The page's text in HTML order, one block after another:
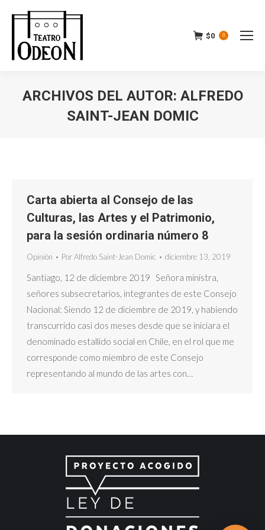
$0 0
ARCHIVOS DEL AUTOR: ALFREDO
SAINT-JEAN DOMIC
Carta abierta al Consejo de las
Culturas, las Artes y el Patrimonio,
para la sesión ordinaria número 8
Opinión PorAlfredo Saint-Jean Domic diciembre 13, 2019
Santiago, 12 de diciembre 2019 Señora ministra,
señores subsecretarios, integrantes de este Consejo
Nacional: Siendo 12 de diciembre de 2019, y habiendo
transcurrido casi dos meses desde que se iniciara el
denominado estallido social en Chile, en el rol que me
corresponde como miembro de este Consejo
representando al mundo de las artes con…